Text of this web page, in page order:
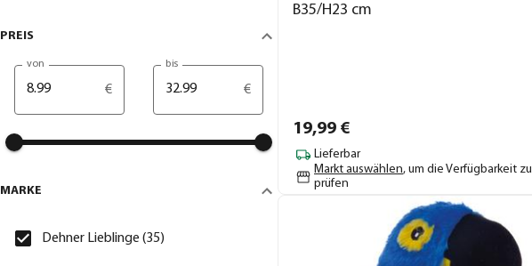
PREIS
von
€
bis
€
MARKE
Dehner Lieblinge (35)
B35/H23 cm
19,99 €
Lieferbar
Markt auswählen, um die Verfügbarkeit zu
prüfen